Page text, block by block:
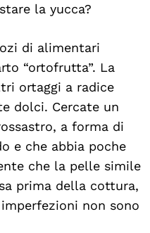
la yucca?
di alimentari
“ortofrutta”. La
ortaggi a radice
dolci. Cercate un
a forma di
e che abbia poche
che la pelle simile
prima della cottura,
non sono